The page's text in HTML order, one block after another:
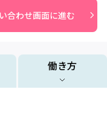
合わせ画面に進む
働き方